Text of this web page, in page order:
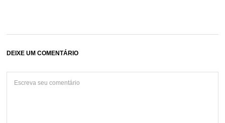
DEIXE UM COMENTÁRIO